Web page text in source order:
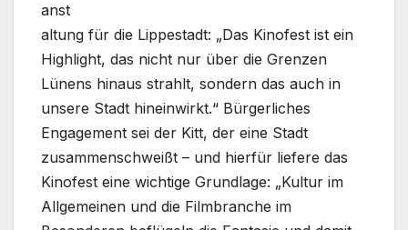
anst
altung für die Lippestadt: „Das Kinofest ist ein
Highlight, das nicht nur über die Grenzen
Lünens hinaus strahlt, sondern das auch in
unsere Stadt hineinwirkt.“ Bürgerliches
Engagement sei der Kitt, der eine Stadt
zusammenschweißt – und hierfür liefere das
Kinofest eine wichtige Grundlage: „Kultur im
Allgemeinen und die Filmbranche im